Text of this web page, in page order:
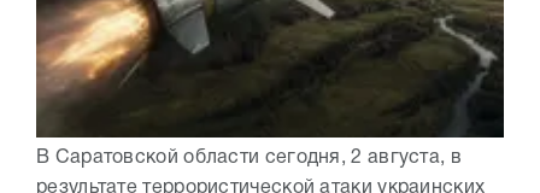
В Саратовской области сегодня, 2 августа, в
результате террористической атаки украинских